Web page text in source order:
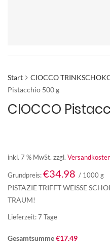
Start CIOCCO
Pistacchio 500 g
CIOCCO
inkl. 7 % MwSt. zzgl.
Grundpreis: €34.98 / 1000 g
PISTAZIE TRIFFT WEISSE
TRAUM!
Lieferzeit: 7 Tage
Gesamtsumme€17.49